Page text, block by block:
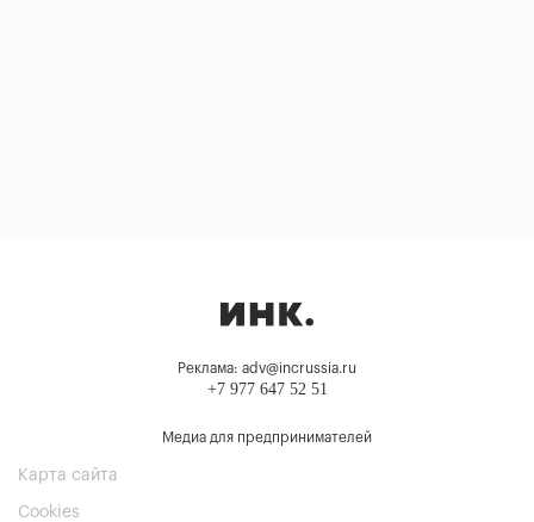
Реклама: adv@incrussia.ru
+7 977 647 52 51
Медиа для предпринимателей
Карта сайта
Cookies